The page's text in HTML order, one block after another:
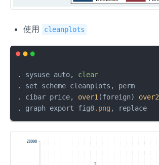
使用 cleanplots
. sysuse auto, clear
. set scheme cleanplots, perm
. cibar price, over1 (foreign) over2
. graph export fig8.png , replace